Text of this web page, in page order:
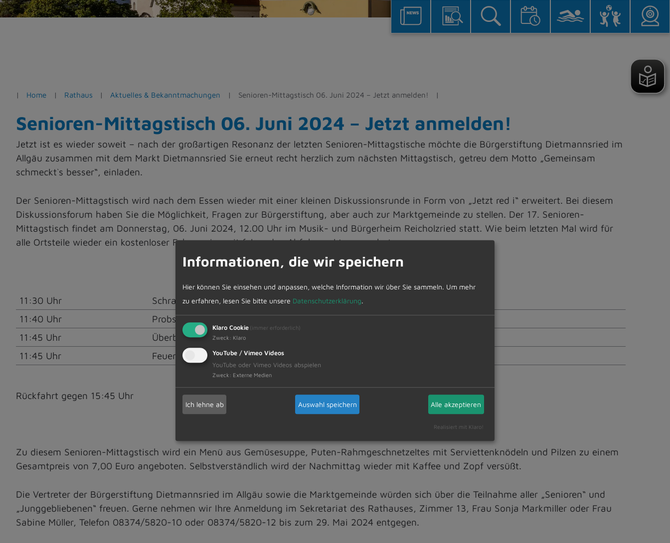
e
n
Home Rathaus Aktuelles & Bekanntmachungen Senioren-Mittagstisch 06. Juni 2024 – Jetzt anmelden!
Senioren-Mittagstisch 06. Juni 2024 – Jetzt anmelden!
Jetzt ist es wieder soweit – nach der großartigen Resonanz der letzten Senioren-Mittagstische möchte die Bürgerstiftung Dietmannsried im
Allgäu zusammen mit dem Markt Dietmannsried Sie erneut recht herzlich zum nächsten Mittagstisch, getreu dem Motto „Gemeinsam
schmeckt`s besser“, einladen.
Der Senioren-Mittagstisch wird nach dem Essen wieder mit einer kleinen Diskussionsrunde in Form von „Jetzt red i“ erweitert. Bei diesem
Diskussionsforum haben Sie die Möglichkeit, Fragen zur Bürgerstiftung, aber auch zur Marktgemeinde zu stellen. Der 17. Senioren-
Mittagstisch findet am Donnerstag, 06. Juni 2024, 12.00 Uhr im Musik- und Bürgerheim Reicholzried statt. Wie beim letzten Mal wird für
alle Ortsteile wieder ein kostenloser Fahrservice mit folgenden Abfahrpunkten angeboten:
11:30 Uhr
Schrattenbach Gasthof Goldener Hirsch
11:40 Uhr
Probstried Kindergarten St. Cornelius
11:45 Uhr
Überbach Bushaltestelle Ortsmitte
11:45 Uhr
Feuerwehrhaus Dietmannsried
Rückfahrt gegen 15:45 Uhr
Zu diesem Senioren-Mittagstisch wird ein Menü aus Gemüsesuppe, Puten-Rahmgeschnetzeltes mit Serviettenknödeln und Pilzen zu einem
Gesamtpreis von 7,00 Euro angeboten. Selbstverständlich wird der Nachmittag wieder mit Kaffee und Zopf versüßt.
Die Vertreter der Bürgerstiftung Dietmannsried im Allgäu sowie die Marktgemeinde würden sich über die Teilnahme aller „Senioren“ und
„Junggebliebenen“ freuen. Gerne nehmen wir Ihre Anmeldung im Sekretariat des Rathauses, Zimmer 13, Frau Sonja Markmiller oder Frau
Sabine Müller, Telefon 08374/5820-10 oder 08374/5820-12 bis zum 29. Mai 2024 entgegen.
Informationen, die wir speichern
Hier können Sie einsehen und anpassen, welche Information wir über Sie sammeln. Um mehr
zu erfahren, lesen Sie bitte unsere Datenschutzerklärung.
Klaro Cookie (immer erforderlich)
Zweck : Klaro
YouTube / Vimeo Videos
YouTube oder Vimeo Videos abspielen
Zweck : Externe Medien
Ich lehne ab Auswahl speichern Alle akzeptieren
Realisiert mit Klaro!